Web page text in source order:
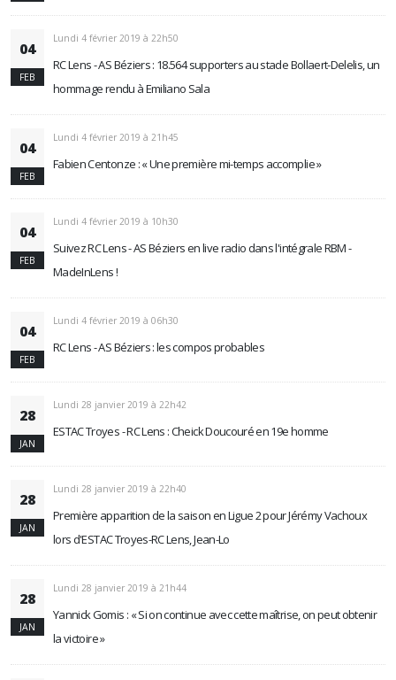
04
FEB
Lundi 4 février 2019 à 22h50
RC Lens - AS Béziers : 18.564 supporters au stade Bollaert-Delelis, un
hommage rendu à Emiliano Sala
04
FEB
Lundi 4 février 2019 à 21h45
Fabien Centonze : « Une première mi-temps accomplie »
04
FEB
Lundi 4 février 2019 à 10h30
Suivez RC Lens - AS Béziers en live radio dans l'intégrale RBM -
MadeInLens !
04
FEB
Lundi 4 février 2019 à 06h30
RC Lens - AS Béziers : les compos probables
28
JAN
Lundi 28 janvier 2019 à 22h42
ESTAC Troyes - RC Lens : Cheick Doucouré en 19e homme
28
JAN
Lundi 28 janvier 2019 à 22h40
Première apparition de la saison en Ligue 2 pour Jérémy Vachoux
lors d'ESTAC Troyes-RC Lens, Jean-Lo
28
JAN
Lundi 28 janvier 2019 à 21h44
Yannick Gomis : « Si on continue avec cette maîtrise, on peut obtenir
la victoire »